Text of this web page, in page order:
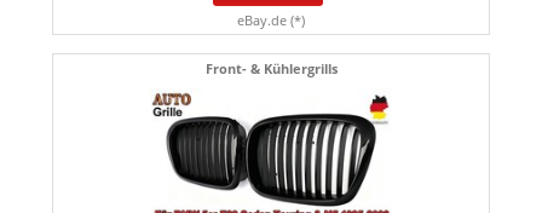
eBay.de (*)
Front- & Kühlergrills